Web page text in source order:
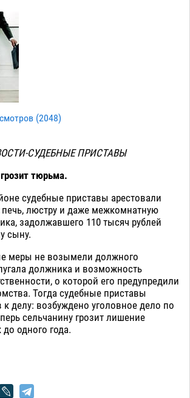
(2048)
СУДЕБНЫЕ ПРИСТАВЫ
тюрьма.
судебные приставы арестовали
люстру и даже межкомнатную
задолжавшего 110 тысяч рублей
сыну.
меры не возымели должного
должника и возможность
о которой его предупредили
Тогда судебные приставы
делу: возбуждено уголовное дело по
сельчанину грозит лишение
одного года.